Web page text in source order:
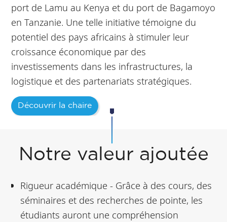
port de Lamu au Kenya et du port de Bagamoyo
en Tanzanie. Une telle initiative témoigne du
potentiel des pays africains à stimuler leur
croissance économique par des
investissements dans les infrastructures, la
logistique et des partenariats stratégiques.
Découvrir la chaire
Notre valeur ajoutée
Rigueur académique - Grâce à des cours, des
séminaires et des recherches de pointe, les
étudiants auront une compréhension